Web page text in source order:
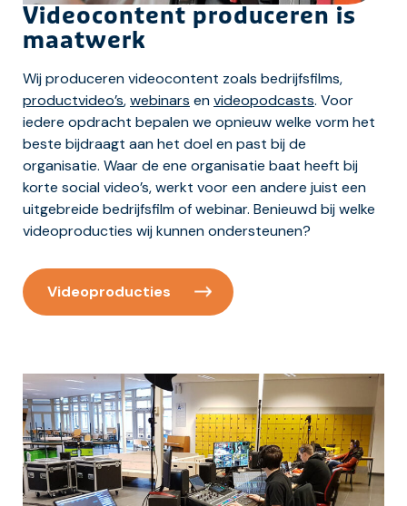
Videocontent produceren is
maatwerk
Wij produceren videocontent zoals bedrijfsfilms,
productvideo’s,webinars envideopodcasts. Voor
iedere opdracht bepalen we opnieuw welke vorm het
beste bijdraagt aan het doel en past bij de
organisatie. Waar de ene organisatie baat heeft bij
korte social video’s, werkt voor een andere juist een
uitgebreide bedrijfsfilm of webinar. Benieuwd bij welke
videoproducties wij kunnen ondersteunen?
Videoproducties